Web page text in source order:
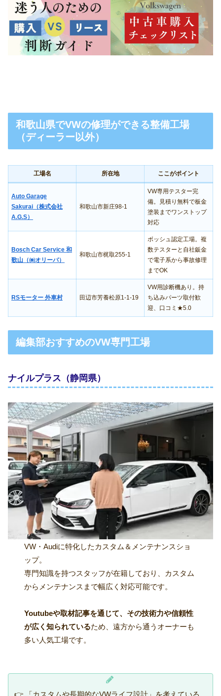
和歌山県でVWの修理ができる整備工場
（ディーラー以外）
工場名 所在地 ここがポイント
Auto Garage
Sakurai（株式会社
A.G.S）
和歌山市新庄98-1
VW専用テスター完
備。見積り無料で板金
塗装までワンストップ
対応
Bosch Car Service 和
歌山（㈱オリーバ）
和歌山市梶取255-1
ボッシュ認定工場。複
数テスターと自社鈑金
で電子系から事故修理
までOK
RSモーター 外車村 田辺市芳養松原1-1-19
VW用診断機あり。持
ち込みパーツ取付歓
迎、口コミ★5.0
編集部おすすめのVW専門工場
ナイルプラス（静岡県）
VW・Audiに特化したカスタム＆メンテナンスショ
ップ。
専門知識を持つスタッフが在籍しており、カスタム
からメンテナンスまで幅広く対応可能です。
Youtubeや取材記事を通じて、その技術力や信頼性
が広く知られているため、遠方から通うオーナーも
多い人気工場です。
👉 「カスタムや長期的なVWライフ設計」を考えている